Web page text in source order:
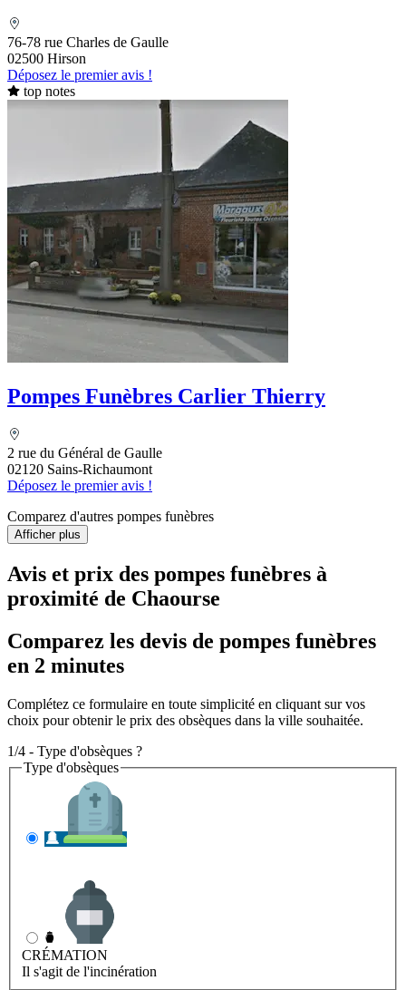
76-78 rue Charles de Gaulle
02500 Hirson
Déposez le premier avis !
top notes
Pompes Funèbres Carlier Thierry
2 rue du Général de Gaulle
02120 Sains-Richaumont
Déposez le premier avis !
Comparez d'autres pompes funèbres
Afficher plus
Avis et prix des pompes funèbres à
proximité de Chaourse
Comparez les devis de pompes funèbres
en 2 minutes
Complétez ce formulaire en toute simplicité en cliquant sur vos
choix pour obtenir le prix des obsèques dans la ville souhaitée.
1/4 - Type d'obsèques ?
Type d'obsèques
CRÉMATION
Il s'agit de l'incinération